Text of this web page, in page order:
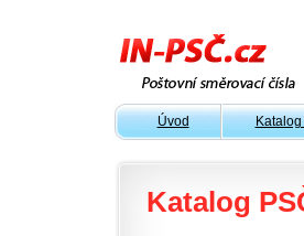
Úvod Katalog
Katalog